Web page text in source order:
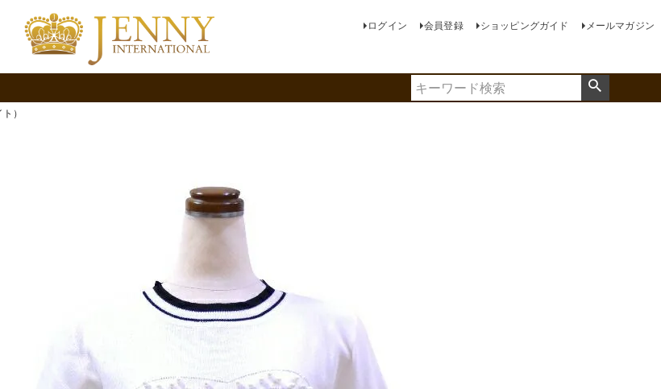
ログイン 会員登録 ショッピングガイド メールマガジン
）